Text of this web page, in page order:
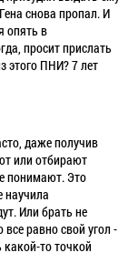
снова пропал. И
опять в
просит прислать
этого ПНИ? 7 лет
даже получив
или отбирают
понимают. Это
научила
Или брать не
равно свой угол -
какой-то точкой